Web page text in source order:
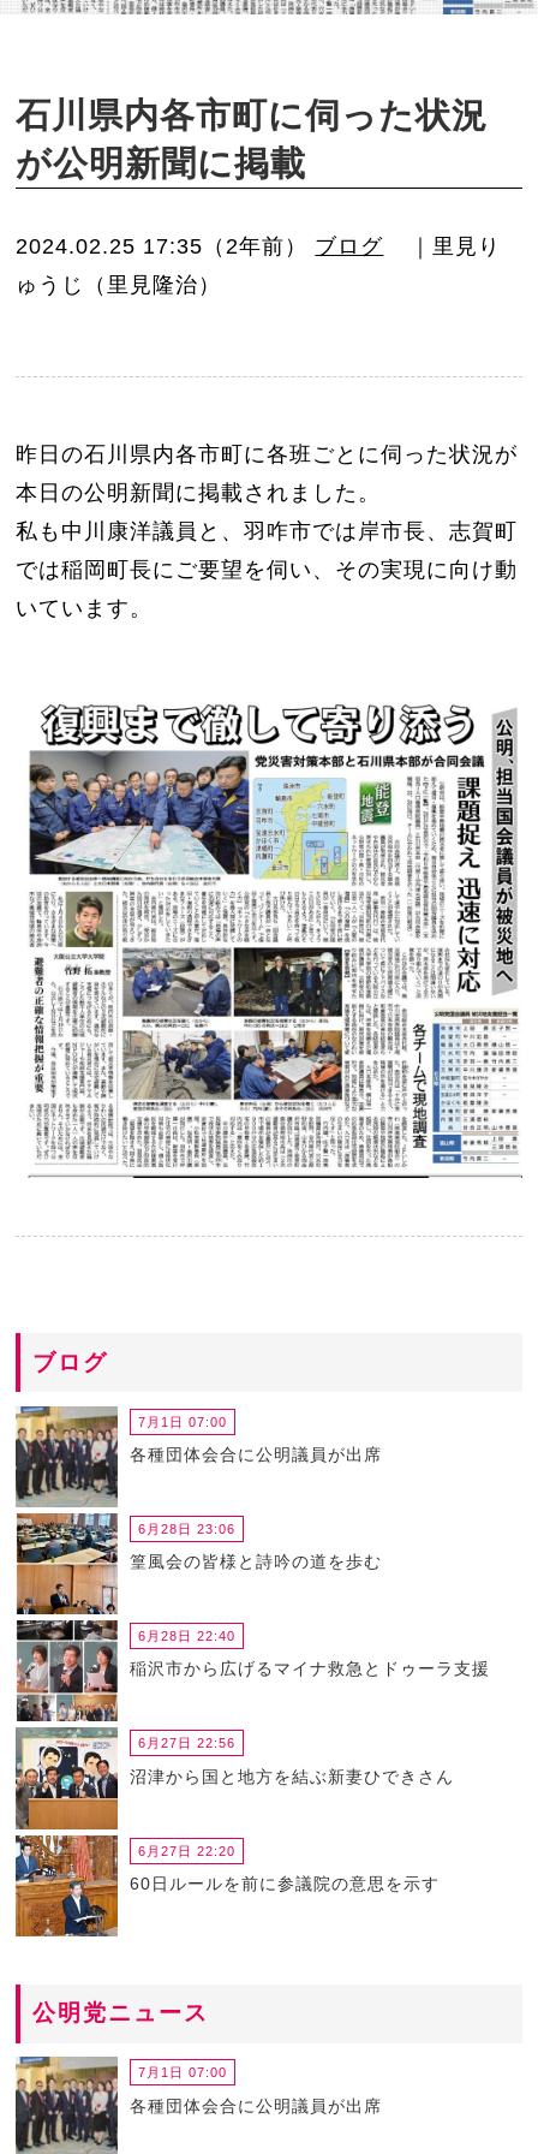
石川県内各市町に伺った状況
が公明新聞に掲載
2024.02.25 17:35（2年前） ブログ
｜里見り
ゅうじ（里見隆治）
昨日の石川県内各市町に各班ごとに伺った状況が
本日の公明新聞に掲載されました。
私も中川康洋議員と、羽咋市では岸市長、志賀町
では稲岡町長にご要望を伺い、その実現に向け動
いています。
ブログ
7月1日 07:00
各種団体会合に公明議員が出席
6月28日 23:06
篁風会の皆様と詩吟の道を歩む
6月28日 22:40
稲沢市から広げるマイナ救急とドゥーラ支援
6月27日 22:56
沼津から国と地方を結ぶ新妻ひできさん
6月27日 22:20
60日ルールを前に参議院の意思を示す
公明党ニュース
7月1日 07:00
各種団体会合に公明議員が出席